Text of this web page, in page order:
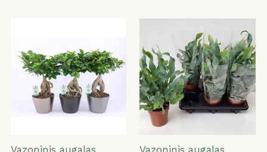
Vazoninis augalas
Vazoninis augalas